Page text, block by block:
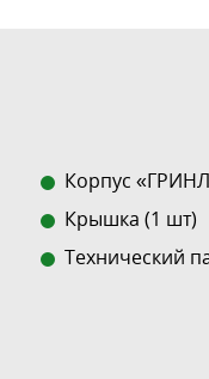
Корпус
Крышка (1 шт)
Технический